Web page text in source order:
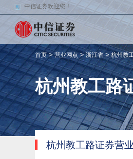
中信证券欢迎您！
首页>营业网点>浙江省> 杭州教
杭州教工路
杭州教工路证券营